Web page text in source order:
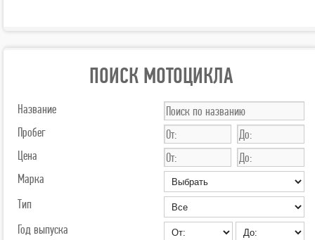
ПОИСК МОТОЦИКЛА
Название
Пробег
Цена
Марка
Тип
Год выпуска